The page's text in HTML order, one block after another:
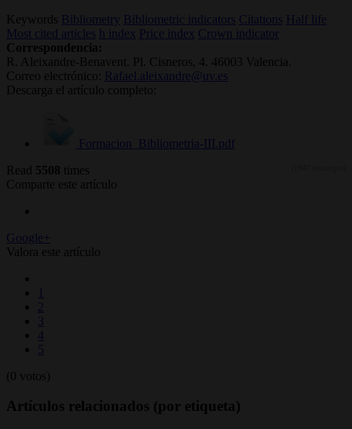
Keywords Bibliometry Bibliometric indicators Citations Half life
Most cited articles
h index Price index Crown indicator
Correspondencia:
R. Aleixandre-Benavent. Pl. Cisneros, 4. 46003 Valencia.
Correo electrónico:
Rafael.aleixandre@uv.es
Descarga el artículo completo:
Formacion_Bibliometria-III.pdf
Read 5508 times
Comparte este artículo
Google+
Valora este artículo
1
2
3
4
5
(0 votos)
Artículos relacionados (por etiqueta)